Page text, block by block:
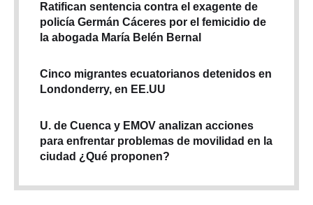
Ratifican sentencia contra el exagente de
policía Germán Cáceres por el femicidio de
la abogada María Belén Bernal
Cinco migrantes ecuatorianos detenidos en
Londonderry, en EE.UU
U. de Cuenca y EMOV analizan acciones
para enfrentar problemas de movilidad en la
ciudad ¿Qué proponen?